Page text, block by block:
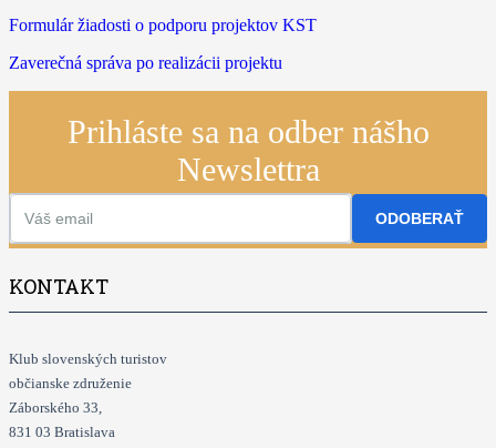
Formulár žiadosti o podporu projektov KST
Zaverečná správa po realizácii projektu
Prihláste sa na odber nášho
Newslettra
ODOBERAŤ
KONTAKT
Klub slovenských turistov
občianske združenie
Záborského 33,
831 03 Bratislava